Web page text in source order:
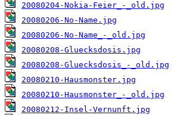
20080204-Nokia-Feier_-_old.jpg
20080206-No-Name.jpg
20080206-No-Name_-_old.jpg
20080208-Gluecksdosis.jpg
20080208-Gluecksdosis_-_old.jpg
20080210-Hausmonster.jpg
20080210-Hausmonster_-_old.jpg
20080212-Insel-Vernunft.jpg